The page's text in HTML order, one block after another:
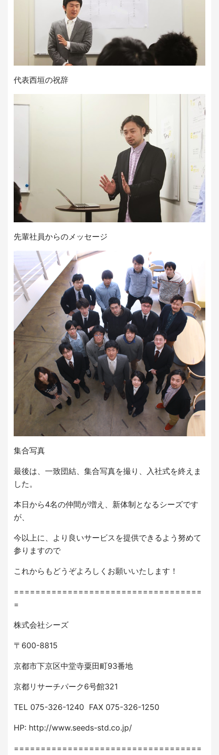
代表西垣の祝辞
先輩社員からのメッセージ
集合写真
最後は、一致団結、集合写真を撮り、入社式を終えま
した。
本日から4名の仲間が増え、新体制となるシーズです
が、
今以上に、より良いサービスを提供できるよう努めて
参りますので
これからもどうぞよろしくお願いいたします！
===================================
=
株式会社シーズ
〒600-8815
京都市下京区中堂寺粟田町93番地
京都リサーチパーク6号館321
TEL 075-326-1240 FAX 075-326-1250
HP: http://www.seeds-std.co.jp/
===================================